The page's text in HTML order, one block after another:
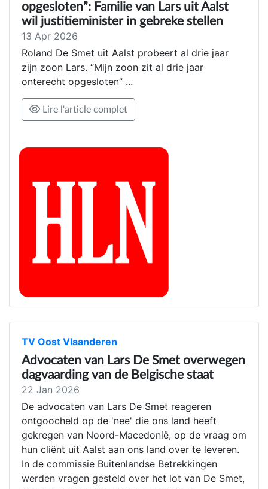
opgesloten”: Familie van Lars uit Aalst
wil justitieminister in gebreke stellen
13 Apr 2026
Roland De Smet uit Aalst probeert al drie jaar
zijn zoon Lars. “Mijn zoon zit al drie jaar
onterecht opgesloten” ...
Lire l'article complet
TV Oost Vlaanderen
Advocaten van Lars De Smet overwegen
dagvaarding van de Belgische staat
22 Jan 2026
De advocaten van Lars De Smet reageren
ontgoocheld op de 'nee' die ons land heeft
gekregen van Noord-Macedonië, op de vraag om
hun cliënt uit Aalst aan ons land over te leveren.
In de commissie Buitenlandse Betrekkingen
werden vragen gesteld over het lot van De Smet,